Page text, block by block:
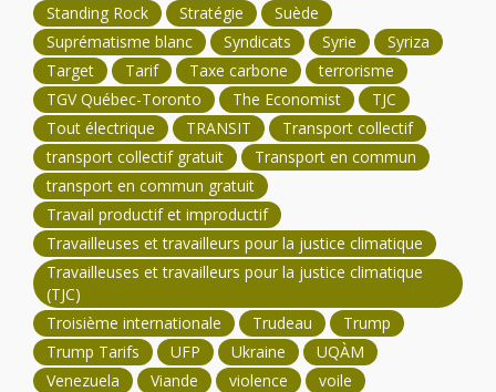
Standing Rock
Stratégie
Suède
Suprématisme blanc
Syndicats Syrie
Syriza
Target
Tarif Taxe carbone
terrorisme
TGV Québec-Toronto
The Economist
TJC
Tout électrique
TRANSIT
Transport collectif
transport collectif gratuit
Transport en commun
transport en commun gratuit
Travail productif et improductif
Travailleuses et travailleurs pour la justice climatique
Travailleuses et travailleurs pour la justice climatique
(TJC)
Troisième internationale
Trudeau
Trump
Trump Tarifs
UFP Ukraine
UQÀM
Venezuela
Viande violence
voile